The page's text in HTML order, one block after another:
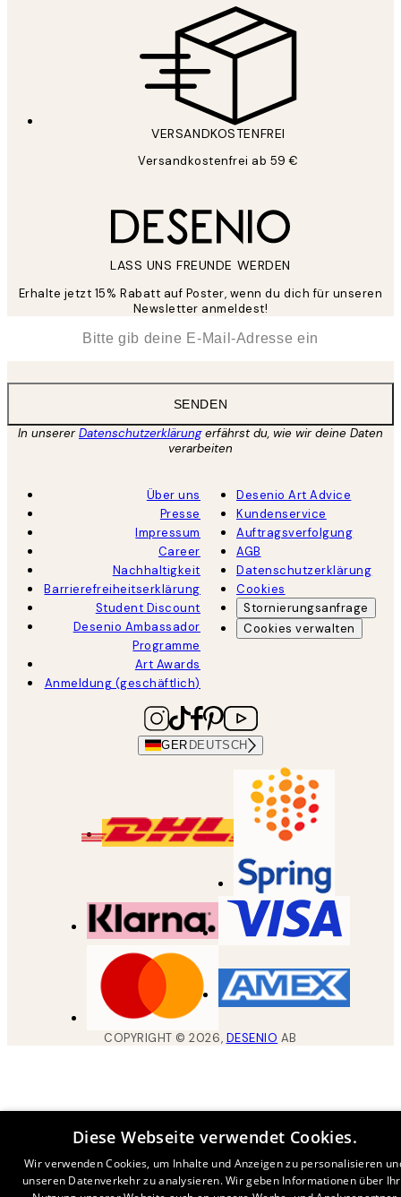
VERSANDKOSTENFREI
Versandkostenfrei ab 59 €
LASS UNS FREUNDE WERDEN
Erhalte jetzt 15% Rabatt auf Poster, wenn du dich für unseren
Newsletter anmeldest!
SENDEN
In unsererDatenschutzerklärungerfährst du, wie wir deine Daten
verarbeiten
Über uns
Presse
Impressum
Career
Nachhaltigkeit
Barrierefreiheitserklärung
Student Discount
Desenio Ambassador
Programme
Art Awards
Anmeldung (geschäftlich)
Desenio Art Advice
Kundenservice
Auftragsverfolgung
AGB
Datenschutzerklärung
Cookies
Stornierungsanfrage
Cookies verwalten
GER DEUTSCH
COPYRIGHT ©2026, DESENIO AB
Diese Webseite verwendet Cookies.
Wir verwenden Cookies, um Inhalte und Anzeigen zu personalisieren
unseren Datenverkehr zu analysieren. Wir geben Informationen über